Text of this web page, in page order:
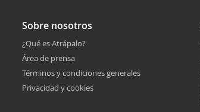
Sobre nosotros
¿Qué es Atrápalo?
Área de prensa
Términos y condiciones generales
Privacidad y cookies